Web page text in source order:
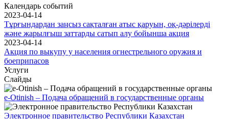
Календарь событий
2023-04-14
Тұрғындардан заңсыз сақталған атыс қаруын, оқ-дәрілерді
және жарылғыш заттарды сатып алу бойынша акция
2023-04-14
Акция по выкупу у населения огнестрельного оружия и
боеприпасов
Услуги
Слайды
e-Otinish – Подача обращений в государственные органы
Электронное правительство Республики Казахстан